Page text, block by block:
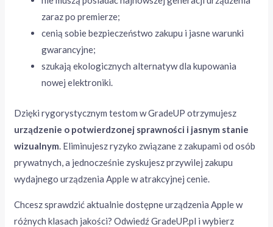
zaraz po premierze;
cenią sobie bezpieczeństwo zakupu i jasne warunki
gwarancyjne;
szukają ekologicznych alternatyw dla kupowania
nowej elektroniki.
Dzięki rygorystycznym testom w GradeUP otrzymujesz
urządzenie o potwierdzonej sprawności i jasnym stanie
wizualnym . Eliminujesz ryzyko związane z zakupami od osób
prywatnych, a jednocześnie zyskujesz przywilej zakupu
wydajnego urządzenia Apple w atrakcyjnej cenie.
Chcesz sprawdzić aktualnie dostępne urządzenia Apple w
różnych klasach jakości? Odwiedź GradeUP.pl i wybierz